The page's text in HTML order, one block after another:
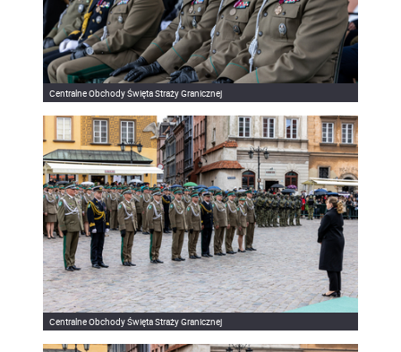
Centralne Obchody Święta Straży Granicznej
Centralne Obchody Święta Straży Granicznej